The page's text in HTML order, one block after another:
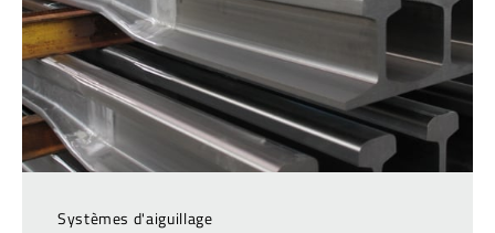
Systèmes d'aiguillage